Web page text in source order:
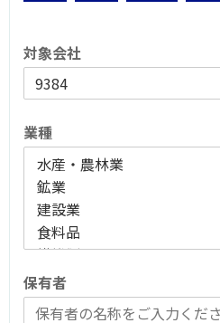
対象会社
業種
保有者